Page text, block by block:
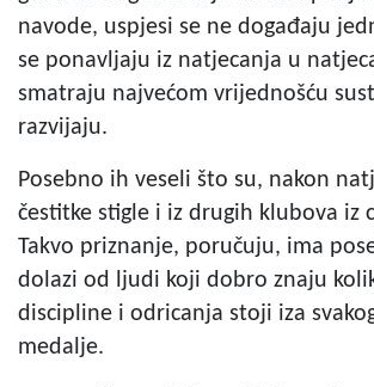
navode, uspjesi se ne događaju
se ponavljaju iz natjecanja u
smatraju najvećom vrijednošću
razvijaju.
Posebno ih veseli što su, nakon
čestitke stigle i iz drugih klubova iz
Takvo priznanje, poručuju, ima
dolazi od ljudi koji dobro znaju
discipline i odricanja stoji iza
medalje.